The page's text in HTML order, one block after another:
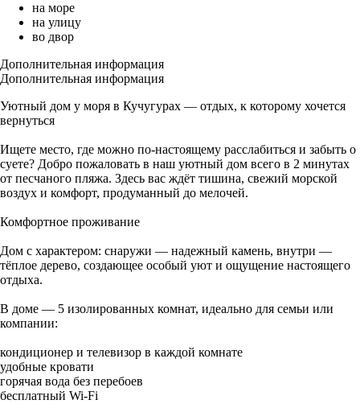
на море
на улицу
во двор
Дополнительная информация
Дополнительная информация
Уютный дом у моря в Кучугурах — отдых, к которому хочется
вернуться
Ищете место, где можно по-настоящему расслабиться и забыть о
суете? Добро пожаловать в наш уютный дом всего в 2 минутах
от песчаного пляжа. Здесь вас ждёт тишина, свежий морской
воздух и комфорт, продуманный до мелочей.
Комфортное проживание
Дом с характером: снаружи — надежный камень, внутри —
тёплое дерево, создающее особый уют и ощущение настоящего
отдыха.
В доме — 5 изолированных комнат, идеально для семьи или
компании:
кондиционер и телевизор в каждой комнате
удобные кровати
горячая вода без перебоев
бесплатный Wi-Fi